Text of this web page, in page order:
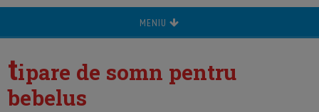
MENIU
tipare de somn pentru
bebelus